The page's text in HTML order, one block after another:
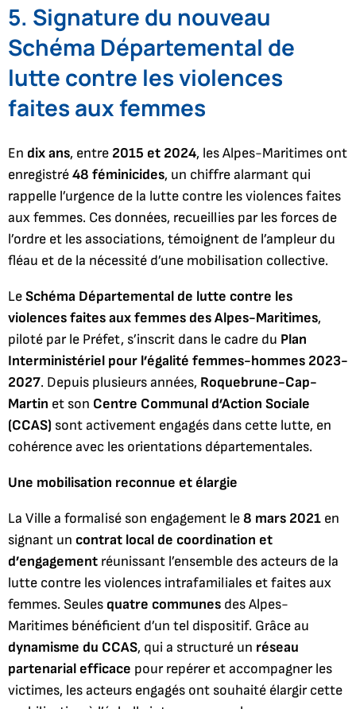
5. Signature du nouveau
Schéma Départemental de
lutte contre les violences
faites aux femmes
En dix ans, entre 2015 et 2024, les Alpes-Maritimes ont
enregistré48 féminicides, un chiffre alarmant qui
rappelle l’urgence de la lutte contre les violences faites
aux femmes. Ces données, recueillies par les forces de
l’ordre et les associations, témoignent de l’ampleur du
fléau et de la nécessité d’une mobilisation collective.
LeSchéma Départemental de lutte contre les
violences faites aux femmes des Alpes-Maritimes,
piloté par le Préfet, s’inscrit dans le cadre du Plan
Interministériel pour l’égalité femmes-hommes 2023-
2027. Depuis plusieurs années, Roquebrune-Cap-
Martin et son Centre Communal d’Action Sociale
(CCAS) sont activement engagés dans cette lutte, en
cohérence avec les orientations départementales.
Une mobilisation reconnue et élargie
La Ville a formalisé son engagement le8 mars 2021 en
signant un contrat local de coordination et
d’engagement réunissant l’ensemble des acteurs de la
lutte contre les violences intrafamiliales et faites aux
femmes. Seules quatre communes des Alpes-
Maritimes bénéficient d’un tel dispositif. Grâce au
dynamisme du CCAS, qui a structuré un réseau
partenarial efficace pour repérer et accompagner les
victimes, les acteurs engagés ont souhaité élargir cette